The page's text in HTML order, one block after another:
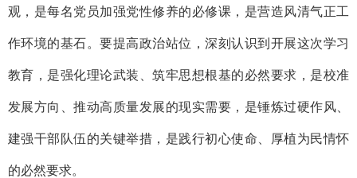
观，是每名党员加强党性修养的必修课，是营造风清气正工
作环境的基石。要提高政治站位，深刻认识到开展这次学习
教育，是强化理论武装、筑牢思想根基的必然要求，是校准
发展方向、推动高质量发展的现实需要，是锤炼过硬作风、
建强干部队伍的关键举措，是践行初心使命、厚植为民情怀
的必然要求。